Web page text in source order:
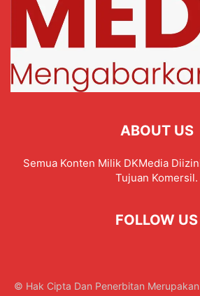
ABOUT US
Semua Konten Milik DKMedia
Tujuan Komersil.
FOLLOW US
© Hak Cipta Dan Penerbitan